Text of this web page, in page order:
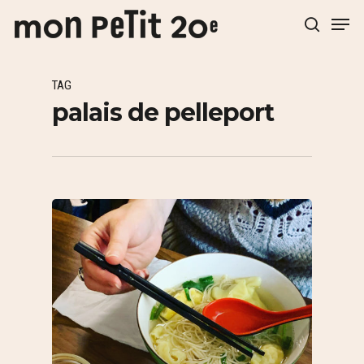
Hit enter to search or ESC to close
TAG
palais de pelleport